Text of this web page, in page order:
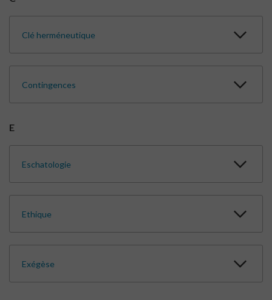
Clé herméneutique
Contingences
E
Eschatologie
Ethique
Exégèse